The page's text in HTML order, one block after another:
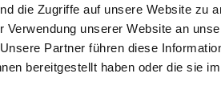
die Zugriffe auf unsere Website zu
Verwendung unserer Website an
Partner führen diese
bereitgestellt haben oder die sie
concessionnaires bénéficient d'une
est enseignée dans un centre de
se fait directement au champ sur les